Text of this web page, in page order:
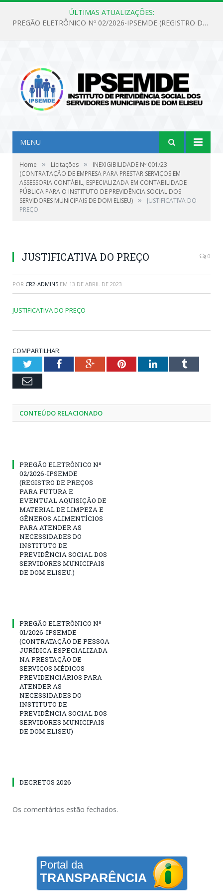
ÚLTIMAS ATUALIZAÇÕES:
PREGÃO ELETRÔNICO Nº 02/2026-IPSEMDE (REGISTRO DE PREÇOS PARA FUTURA E EVENTUAL AQUISIÇÃO DE MATERIAL DE LIMPEZA E GÊNEROS ALIMENTÍCIOS PARA ATENDER AS NECESSIDADES DO INSTITUTO DE PREVIDÊNCIA SOCIAL DOS SERVIDORES MUNICIPAIS DE DOM ELISEU.)
MENU
Home » Licitações »
INEXIGIBILIDADE Nº 001/23
(CONTRATAÇÃO DE EMPRESA PARA PRESTAR SERVIÇOS EM
ASSESSORIA CONTÁBIL, ESPECIALIZADA EM CONTABILIDADE
PÚBLICA PARA O INSTITUTO DE PREVIDÊNCIA SOCIAL DOS
SERVIDORES MUNICIPAIS DE DOM ELISEU) »
JUSTIFICATIVA DO
PREÇO
JUSTIFICATIVA DO PREÇO 0
POR CR2-ADMIN5 EM 13 DE ABRIL DE 2023
JUSTIFICATIVA DO PREÇO
COMPARTILHAR:
TwitterFacebookGoogle+PinterestLinkedInTumblr
Email
CONTEÚDO RELACIONADO
PREGÃO ELETRÔNICO Nº
02/2026-IPSEMDE
(REGISTRO DE PREÇOS
PARA FUTURA E
EVENTUAL AQUISIÇÃO DE
MATERIAL DE LIMPEZA E
GÊNEROS ALIMENTÍCIOS
PARA ATENDER AS
NECESSIDADES DO
INSTITUTO DE
PREVIDÊNCIA SOCIAL DOS
SERVIDORES MUNICIPAIS
DE DOM ELISEU.)
PREGÃO ELETRÔNICO Nº
01/2026-IPSEMDE
(CONTRATAÇÃO DE PESSOA
JURÍDICA ESPECIALIZADA
NA PRESTAÇÃO DE
SERVIÇOS MÉDICOS
PREVIDENCIÁRIOS PARA
ATENDER AS
NECESSIDADES DO
INSTITUTO DE
PREVIDÊNCIA SOCIAL DOS
SERVIDORES MUNICIPAIS
DE DOM ELISEU)
DECRETOS 2026
Os comentários estão fechados.
Portal da
TRANSPARÊNCIA